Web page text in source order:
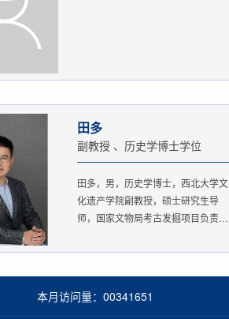
田多
副教授 、历史学博士学位
田多，男，历史学博士，西北大学文
化遗产学院副教授，硕士研究生导
师，国家文物局考古发掘项目负责
本月访问量： 00341651